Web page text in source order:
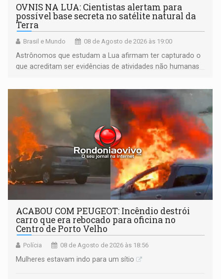
OVNIS NA LUA: Cientistas alertam para
possível base secreta no satélite natural da
Terra
Brasil e Mundo 08 de Agosto de 2026 às 19:00
Astrônomos que estudam a Lua afirmam ter capturado o
que acreditam ser evidências de atividades não humanas
órbita
ACABOU COM PEUGEOT: Incêndio destrói
carro que era rebocado para oficina no
Centro de Porto Velho
Polícia 08 de Agosto de 2026 às 18:56
Mulheres estavam indo para um sítio